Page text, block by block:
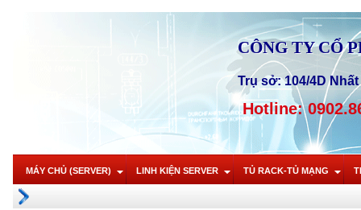
CÔNG TY CỔ
Trụ sở: 104/4D
Hotline:
MÁY CHỦ (SERVER) LINH KIỆN SERVER TỦ RACK-TỦ MẠNG